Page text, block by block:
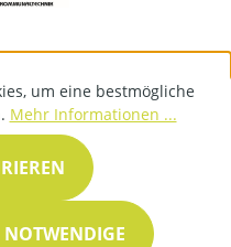
um eine bestmögliche
Mehr Informationen ...